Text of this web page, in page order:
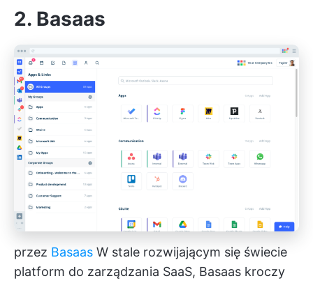
2. Basaas
przez Basaas W stale rozwijającym się świecie
platform do zarządzania SaaS, Basaas kroczy